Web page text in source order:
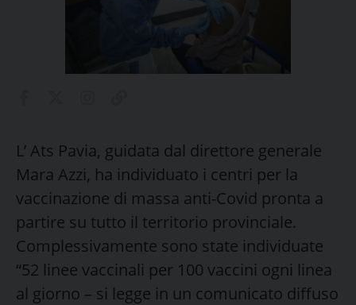
L’ Ats Pavia, guidata dal direttore generale
Mara Azzi, ha individuato i centri per la
vaccinazione di massa anti-Covid pronta a
partire su tutto il territorio provinciale.
Complessivamente sono state individuate
“52 linee vaccinali per 100 vaccini ogni linea
al giorno – si legge in un comunicato diffuso